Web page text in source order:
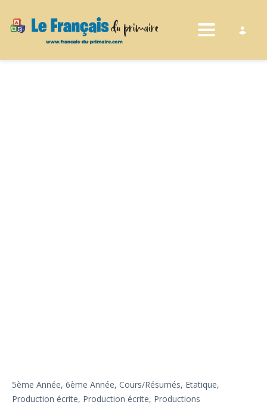
Toggle
5ème Année, 6ème Année, Cours/Résumés, Etatique,
Production écrite, Production écrite, Productions